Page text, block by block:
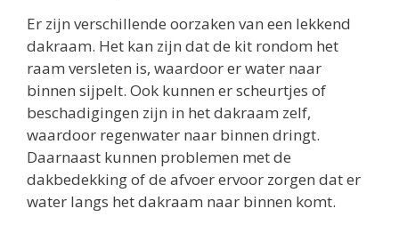
Er zijn verschillende oorzaken van een lekkend
dakraam. Het kan zijn dat de kit rondom het
raam versleten is, waardoor er water naar
binnen sijpelt. Ook kunnen er scheurtjes of
beschadigingen zijn in het dakraam zelf,
waardoor regenwater naar binnen dringt.
Daarnaast kunnen problemen met de
dakbedekking of de afvoer ervoor zorgen dat er
water langs het dakraam naar binnen komt.